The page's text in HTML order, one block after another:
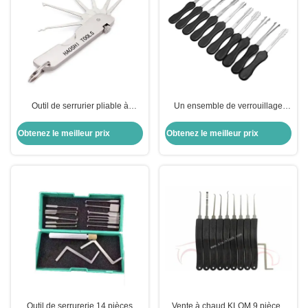
Outil de serrurier pliable à
inoxydable 6 en 1
Obtenez le meilleur prix
Un ensemble de verrouillage
de verrouillage à double face
Obtenez le meilleur prix
Outil de serrurerie 14 pièces Vente à chaud KLOM 9 pièces